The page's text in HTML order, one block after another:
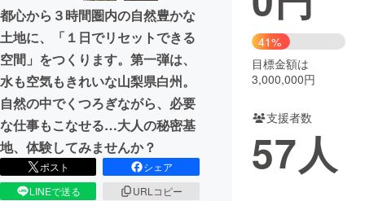
まちづくり・地域活性化
CAMPFIRE for Social Good
CAMPFIRE Creation
CAMPFIREふるさと納税
コミュニティ
都心から３時間圏内の自然豊かな
土地に、「１日でリセットできる
空間」をつくります。第一弾は、
水も空気もきれいな山梨県白州。
自然の中でくつろぎながら、必要
な仕事もこなせる…大人の秘密基
地、体験してみませんか？
ポスト
シェア
LINEで送る
URLコピー
41%
目標金額は
3,000,000円
支援者数
57人